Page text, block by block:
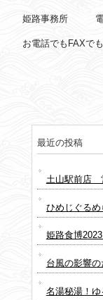
姫路事務所 電
お電話でもFAXで
最近の投稿
土山駅前店
ひめじぐる
姫路食博
台風の影響の
名湯秘湯！ゆ